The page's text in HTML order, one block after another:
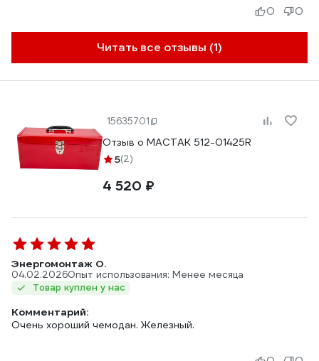
Читать все отзывы (1)
0 0
15635701
Отзыв о МАСТАК 512-01425R
5(2)
4 520 ₽
Энергомонтаж О.
04.02.2026Опыт использования: Менее месяца
Товар куплен у нас
Комментарий:
Очень хороший чемодан. Железный.